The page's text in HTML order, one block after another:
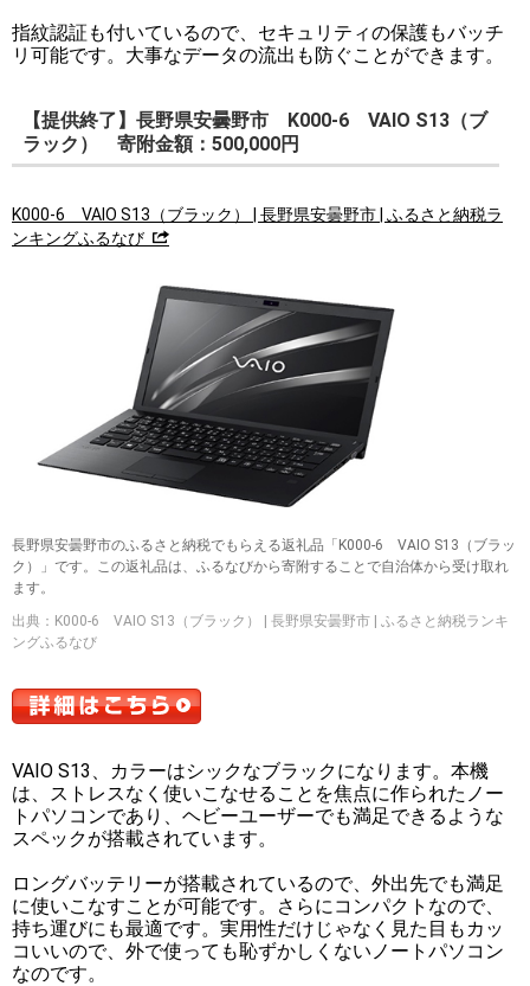
指紋認証も付いているので、セキュリティの保護もバッチ
リ可能です。大事なデータの流出も防ぐことができます。
【提供終了】長野県安曇野市 K000-6 VAIO S13（ブ
ラック） 寄附金額：500,000円
K000-6 VAIO S13（ブラック） | 長野県安曇野市 | ふるさと納税ラ
ンキングふるなび
長野県安曇野市のふるさと納税でもらえる返礼品「K000-6 VAIO S13（ブラッ
ク）」です。この返礼品は、ふるなびから寄附することで自治体から受け取れ
ます。
出典：K000-6 VAIO S13（ブラック） | 長野県安曇野市 | ふるさと納税ランキ
ングふるなび
VAIO S13、カラーはシックなブラックになります。本機
は、ストレスなく使いこなせることを焦点に作られたノー
トパソコンであり、ヘビーユーザーでも満足できるような
スペックが搭載されています。
ロングバッテリーが搭載されているので、外出先でも満足
に使いこなすことが可能です。さらにコンパクトなので、
持ち運びにも最適です。実用性だけじゃなく見た目もカッ
コいいので、外で使っても恥ずかしくないノートパソコン
なのです。